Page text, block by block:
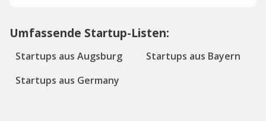
Umfassende Startup-Listen:
Startups aus Augsburg
Startups aus Bayern
Startups aus Germany